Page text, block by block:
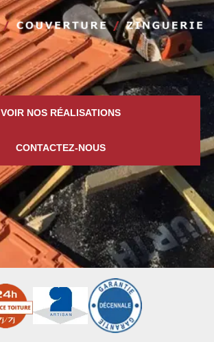
VOIR NOS RÉALISATIONS
CONTACTEZ-NOUS